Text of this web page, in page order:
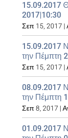
15.09.2017
2017|10:30
Σεπ 15, 2017 |
15.09.2017
την Πέμπτη
Σεπ 15, 2017 |
08.09.2017
την Πέμπτη
Σεπ 8, 2017 |
01.09.2017